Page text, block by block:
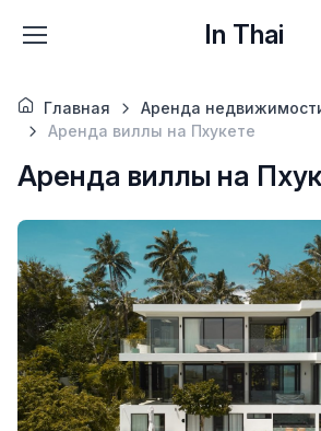
In Thai
Главная
Аренда
Аренда виллы на Пхукете
Аренда виллы на